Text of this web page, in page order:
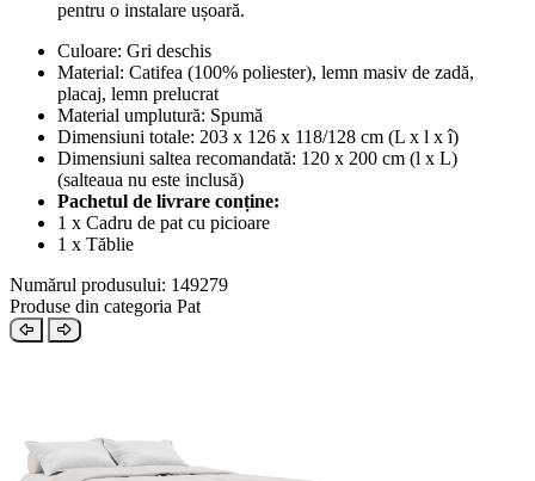
pentru o instalare ușoară.
Culoare: Gri deschis
Material: Catifea (100% poliester), lemn masiv de zadă,
placaj, lemn prelucrat
Material umplutură: Spumă
Dimensiuni totale: 203 x 126 x 118/128 cm (L x l x î)
Dimensiuni saltea recomandată: 120 x 200 cm (l x L)
(salteaua nu este inclusă)
Pachetul de livrare conține:
1 x Cadru de pat cu picioare
1 x Tăblie
Numărul produsului: 149279
Produse din categoria Pat